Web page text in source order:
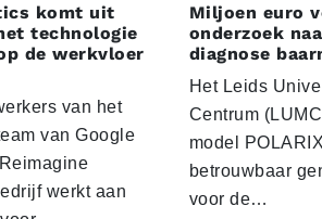
komt uit
technologie
de werkvloer
van het
van Google
werkt aan
Miljoen euro
onderzoek
diagnose
Het Leids
Centrum
model
betrouwbaar
voor de…